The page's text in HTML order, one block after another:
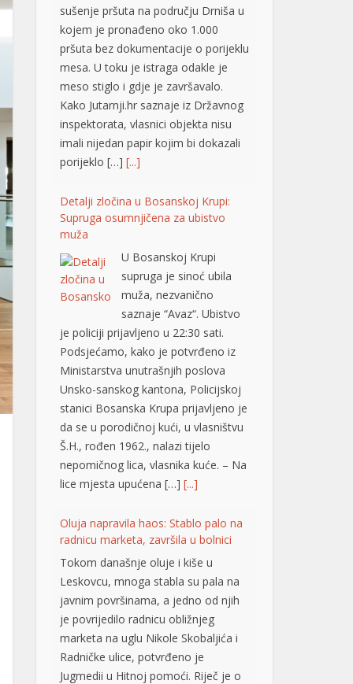
sušenje pršuta na području Drniša u
kojem je pronađeno oko 1.000
pršuta bez dokumentacije o porijeklu
mesa. U toku je istraga odakle je
meso stiglo i gdje je završavalo.
Kako Jutarnji.hr saznaje iz Državnog
inspektorata, vlasnici objekta nisu
imali nijedan papir kojim bi dokazali
porijeklo […] [...]
Detalji zločina u Bosanskoj Krupi:
Supruga osumnjičena za ubistvo
muža
U Bosanskoj Krupi
supruga je sinoć ubila
muža, nezvanično
saznaje “Avaz“. Ubistvo
je policiji prijavljeno u 22:30 sati.
Podsjećamo, kako je potvrđeno iz
Ministarstva unutrašnjih poslova
Unsko-sanskog kantona, Policijskoj
stanici Bosanska Krupa prijavljeno je
da se u porodičnoj kući, u vlasništvu
Š.H., rođen 1962., nalazi tijelo
nepomičnog lica, vlasnika kuće. – Na
lice mjesta upućena […] [...]
Oluja napravila haos: Stablo palo na
radnicu marketa, završila u bolnici
Tokom današnje oluje i kiše u
Leskovcu, mnoga stabla su pala na
javnim površinama, a jedno od njih
je povrijedilo radnicu obližnjeg
marketa na uglu Nikole Skobaljića i
Radničke ulice, potvrđeno je
Jugmedii u Hitnoj pomoći. Riječ je o